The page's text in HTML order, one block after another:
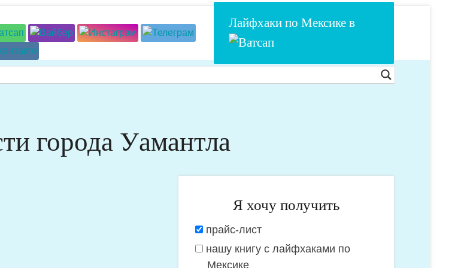
Лайфхаки по Мексике в
города Уамантла
Я хочу получить
Я
хочу
получить:
прайс-лист
нашу книгу с лайфхаками по
Мексике